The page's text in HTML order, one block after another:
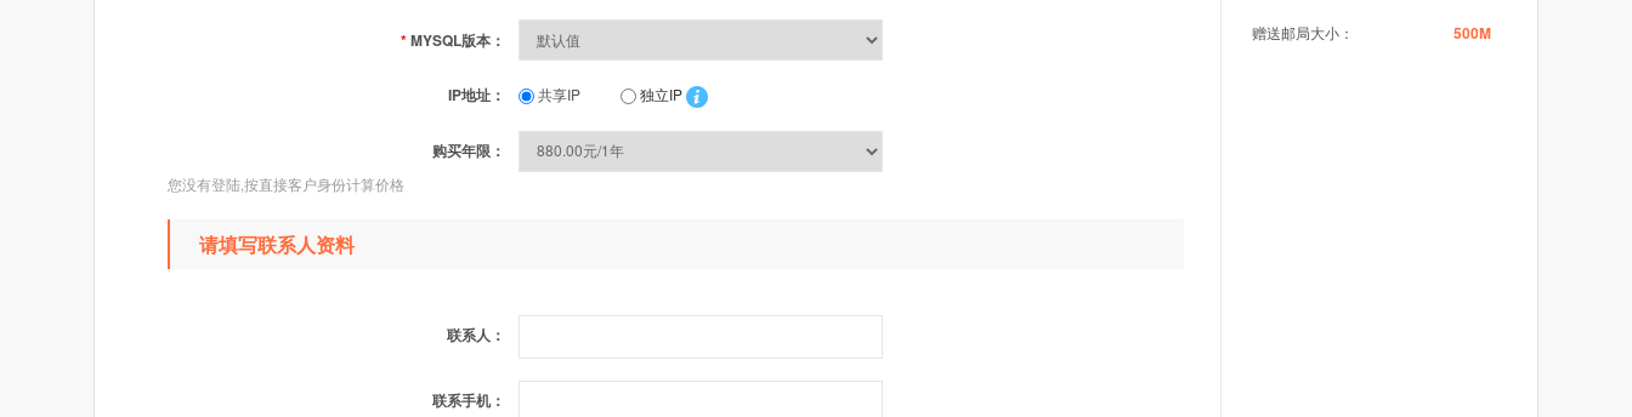
赠送邮局大小： 500M
*MYSQL版本：
IP地址： 共享IP 独立IP
购买年限：
您没有登陆,按直接客户身份计算价格
请填写联系人资料
联系人：
联系手机：